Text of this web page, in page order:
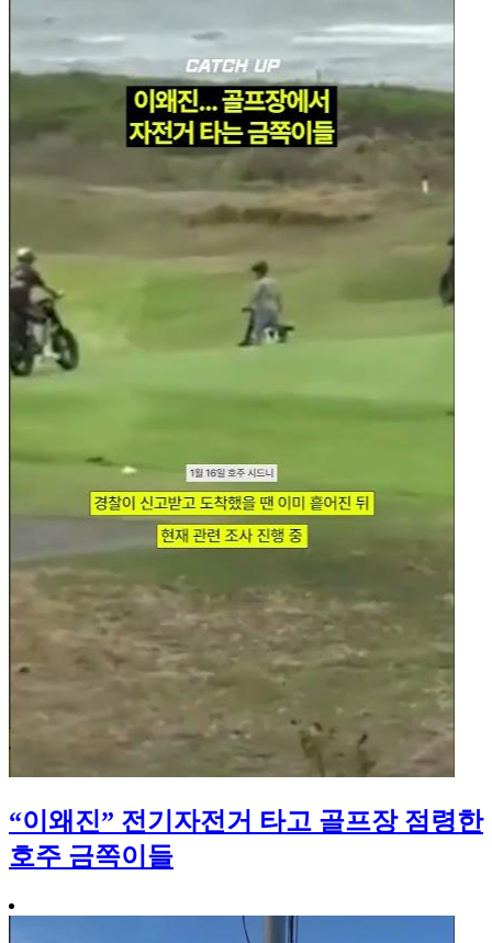
“이왜진” 전기자전거 타고 골프장 점령한
호주 금쪽이들